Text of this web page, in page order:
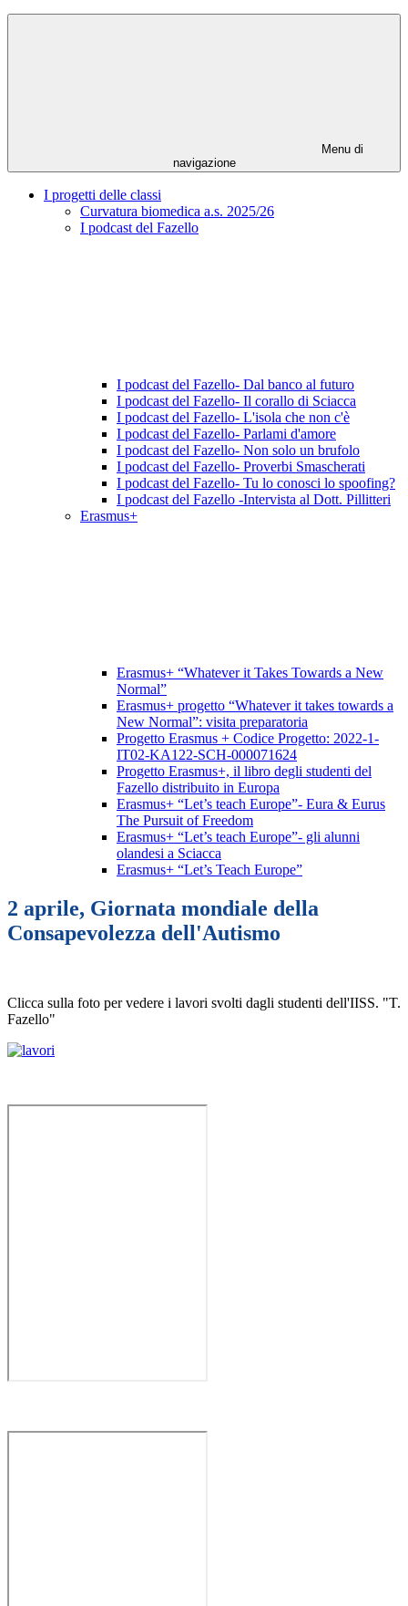
Menu di
navigazione
I progetti delle classi
Curvatura biomedica a.s. 2025/26
I podcast del Fazello
I podcast del Fazello- Dal banco al futuro
I podcast del Fazello- Il corallo di Sciacca
I podcast del Fazello- L'isola che non c'è
I podcast del Fazello- Parlami d'amore
I podcast del Fazello- Non solo un brufolo
I podcast del Fazello- Proverbi Smascherati
I podcast del Fazello- Tu lo conosci lo spoofing?
I podcast del Fazello -Intervista al Dott. Pillitteri
Erasmus+
Erasmus+ “Whatever it Takes Towards a New
Normal”
Erasmus+ progetto “Whatever it takes towards a
New Normal”: visita preparatoria
Progetto Erasmus + Codice Progetto: 2022-1-
IT02-KA122-SCH-000071624
Progetto Erasmus+, il libro degli studenti del
Fazello distribuito in Europa
Erasmus+ “Let’s teach Europe”- Eura & Eurus
The Pursuit of Freedom
Erasmus+ “Let’s teach Europe”- gli alunni
olandesi a Sciacca
Erasmus+ “Let’s Teach Europe”
2 aprile, Giornata mondiale della
Consapevolezza dell'Autismo
Clicca sulla foto per vedere i lavori svolti dagli studenti dell'IISS. "T.
Fazello"